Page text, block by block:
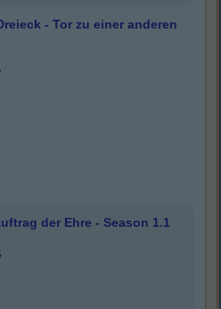
- Tor zu einer anderen
der Ehre - Season 1.1